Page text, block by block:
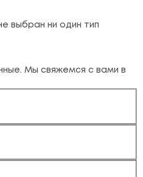
выбран ни один тип
Мы свяжемся с вами в